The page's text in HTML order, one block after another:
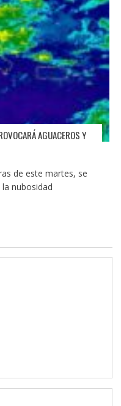
AGUACEROS Y
de este martes, se
nubosidad